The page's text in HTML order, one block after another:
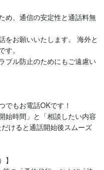
め、通信の安定性と通話料無
をお願いいたします。 海外と
。
ブル防止のためにもご遠慮い
でもお電話OKです！
始時間」と「相談したい内容
けると通話開始後スムーズ
】